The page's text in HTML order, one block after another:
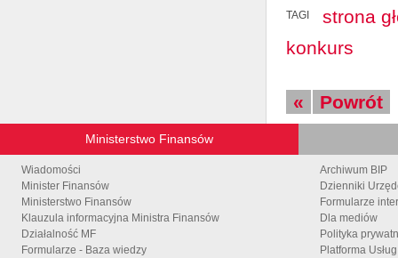
TAGI
strona
konkurs
« Powrót
Ministerstwo Finansów
Wiadomości
Minister Finansów
Ministerstwo Finansów
Klauzula informacyjna Ministra Finansów
Działalność MF
Formularze - Baza wiedzy
Archiwum BIP
Dzienniki
Formularze
Dla mediów
Polityka
Platforma